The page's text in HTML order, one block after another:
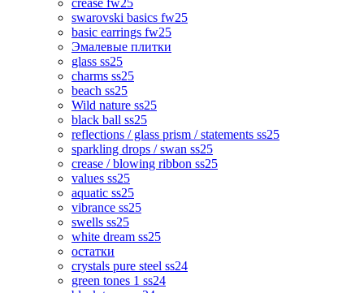
crease fw25
swarovski basics fw25
basic earrings fw25
Эмалевые плитки
glass ss25
charms ss25
beach ss25
Wild nature ss25
black ball ss25
reflections / glass prism / statements ss25
sparkling drops / swan ss25
crease / blowing ribbon ss25
values ss25
aquatic ss25
vibrance ss25
swells ss25
white dream ss25
остатки
crystals pure steel ss24
green tones 1 ss24